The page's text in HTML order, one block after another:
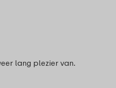
lang plezier van.